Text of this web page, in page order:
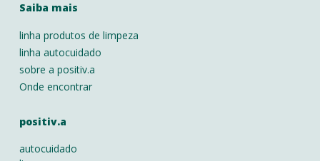
Saiba mais
linha produtos de limpeza
linha autocuidado
sobre a positiv.a
Onde encontrar
positiv.a
autocuidado